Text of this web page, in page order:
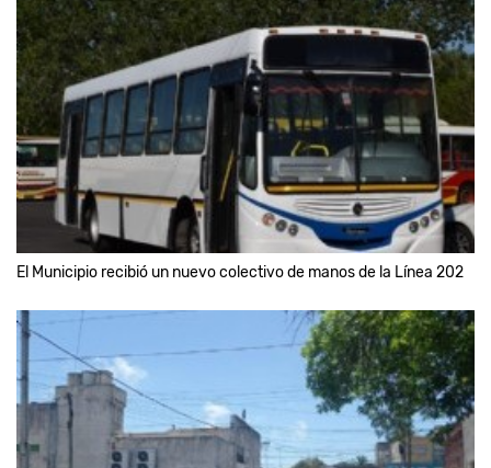
El Municipio recibió un nuevo colectivo de manos de la Línea 202